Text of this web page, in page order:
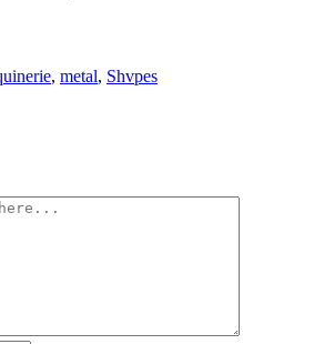
, metal, Shvpes